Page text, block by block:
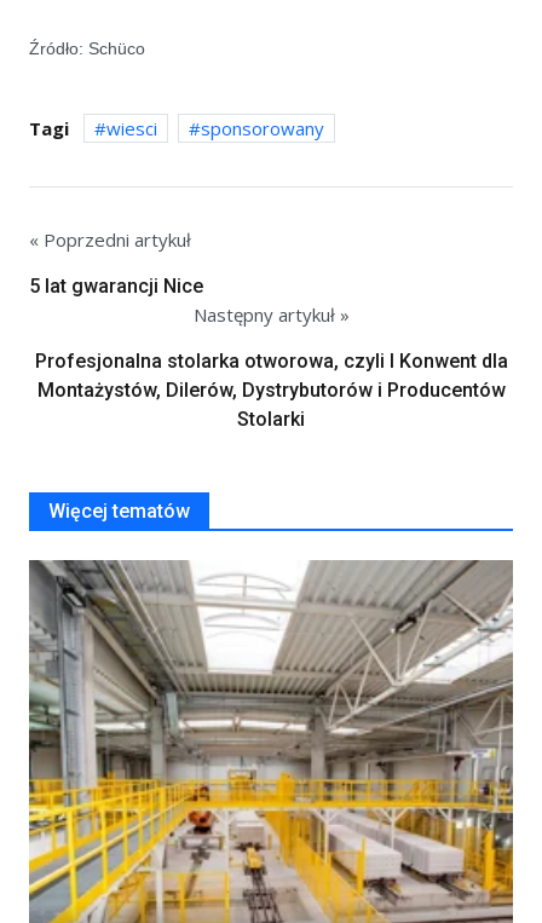
Źródło: Schüco
Tagi wiesci sponsorowany
« Poprzedni artykuł
5 lat gwarancji Nice
Następny artykuł »
Profesjonalna stolarka otworowa, czyli I Konwent dla
Montażystów, Dilerów, Dystrybutorów i Producentów
Stolarki
Więcej tematów